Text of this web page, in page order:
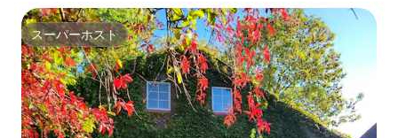
スーパーホスト
スーパーホスト